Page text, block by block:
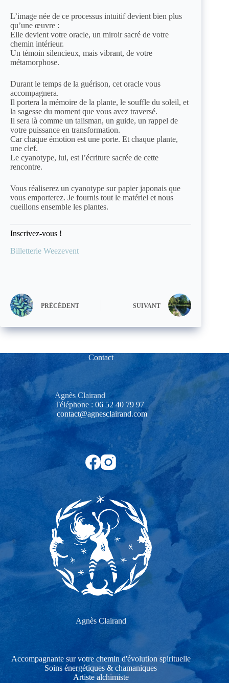
L’image née de ce processus intuitif devient bien plus
qu’une œuvre :
Elle devient votre oracle, un miroir sacré de votre
chemin intérieur.
Un témoin silencieux, mais vibrant, de votre
métamorphose.
Durant le temps de la guérison, cet oracle vous
accompagnera.
Il portera la mémoire de la plante, le souffle du soleil, et
la sagesse du moment que vous avez traversé.
Il sera là comme un talisman, un guide, un rappel de
votre puissance en transformation.
Car chaque émotion est une porte. Et chaque plante,
une clef.
Le cyanotype, lui, est l’écriture sacrée de cette
rencontre.
Vous réaliserez un cyanotype sur papier japonais que
vous emporterez. Je fournis tout le matériel et nous
cueillons ensemble les plantes.
Inscrivez-vous !
Billetterie Weezevent
PRÉCÉDENT SUIVANT
Contact
Agnès Clairand
Téléphone : 06 52 40 79 97‬
contact@agnesclairand.com
Agnès Clairand
Accompagnante sur votre chemin d'évolution spirituelle
Soins énergétiques & chamaniques
Artiste alchimiste